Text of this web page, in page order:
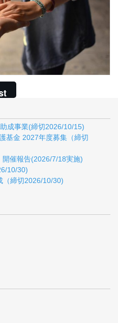
成事業(締切2026/10/15)
基金 2027年度募集（締切
開催報告(2026/7/18実施)
10/30)
（締切2026/10/30)